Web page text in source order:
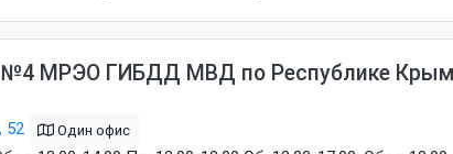
№4 МРЭО ГИБДД МВД по Республике Крым
52 Один офис